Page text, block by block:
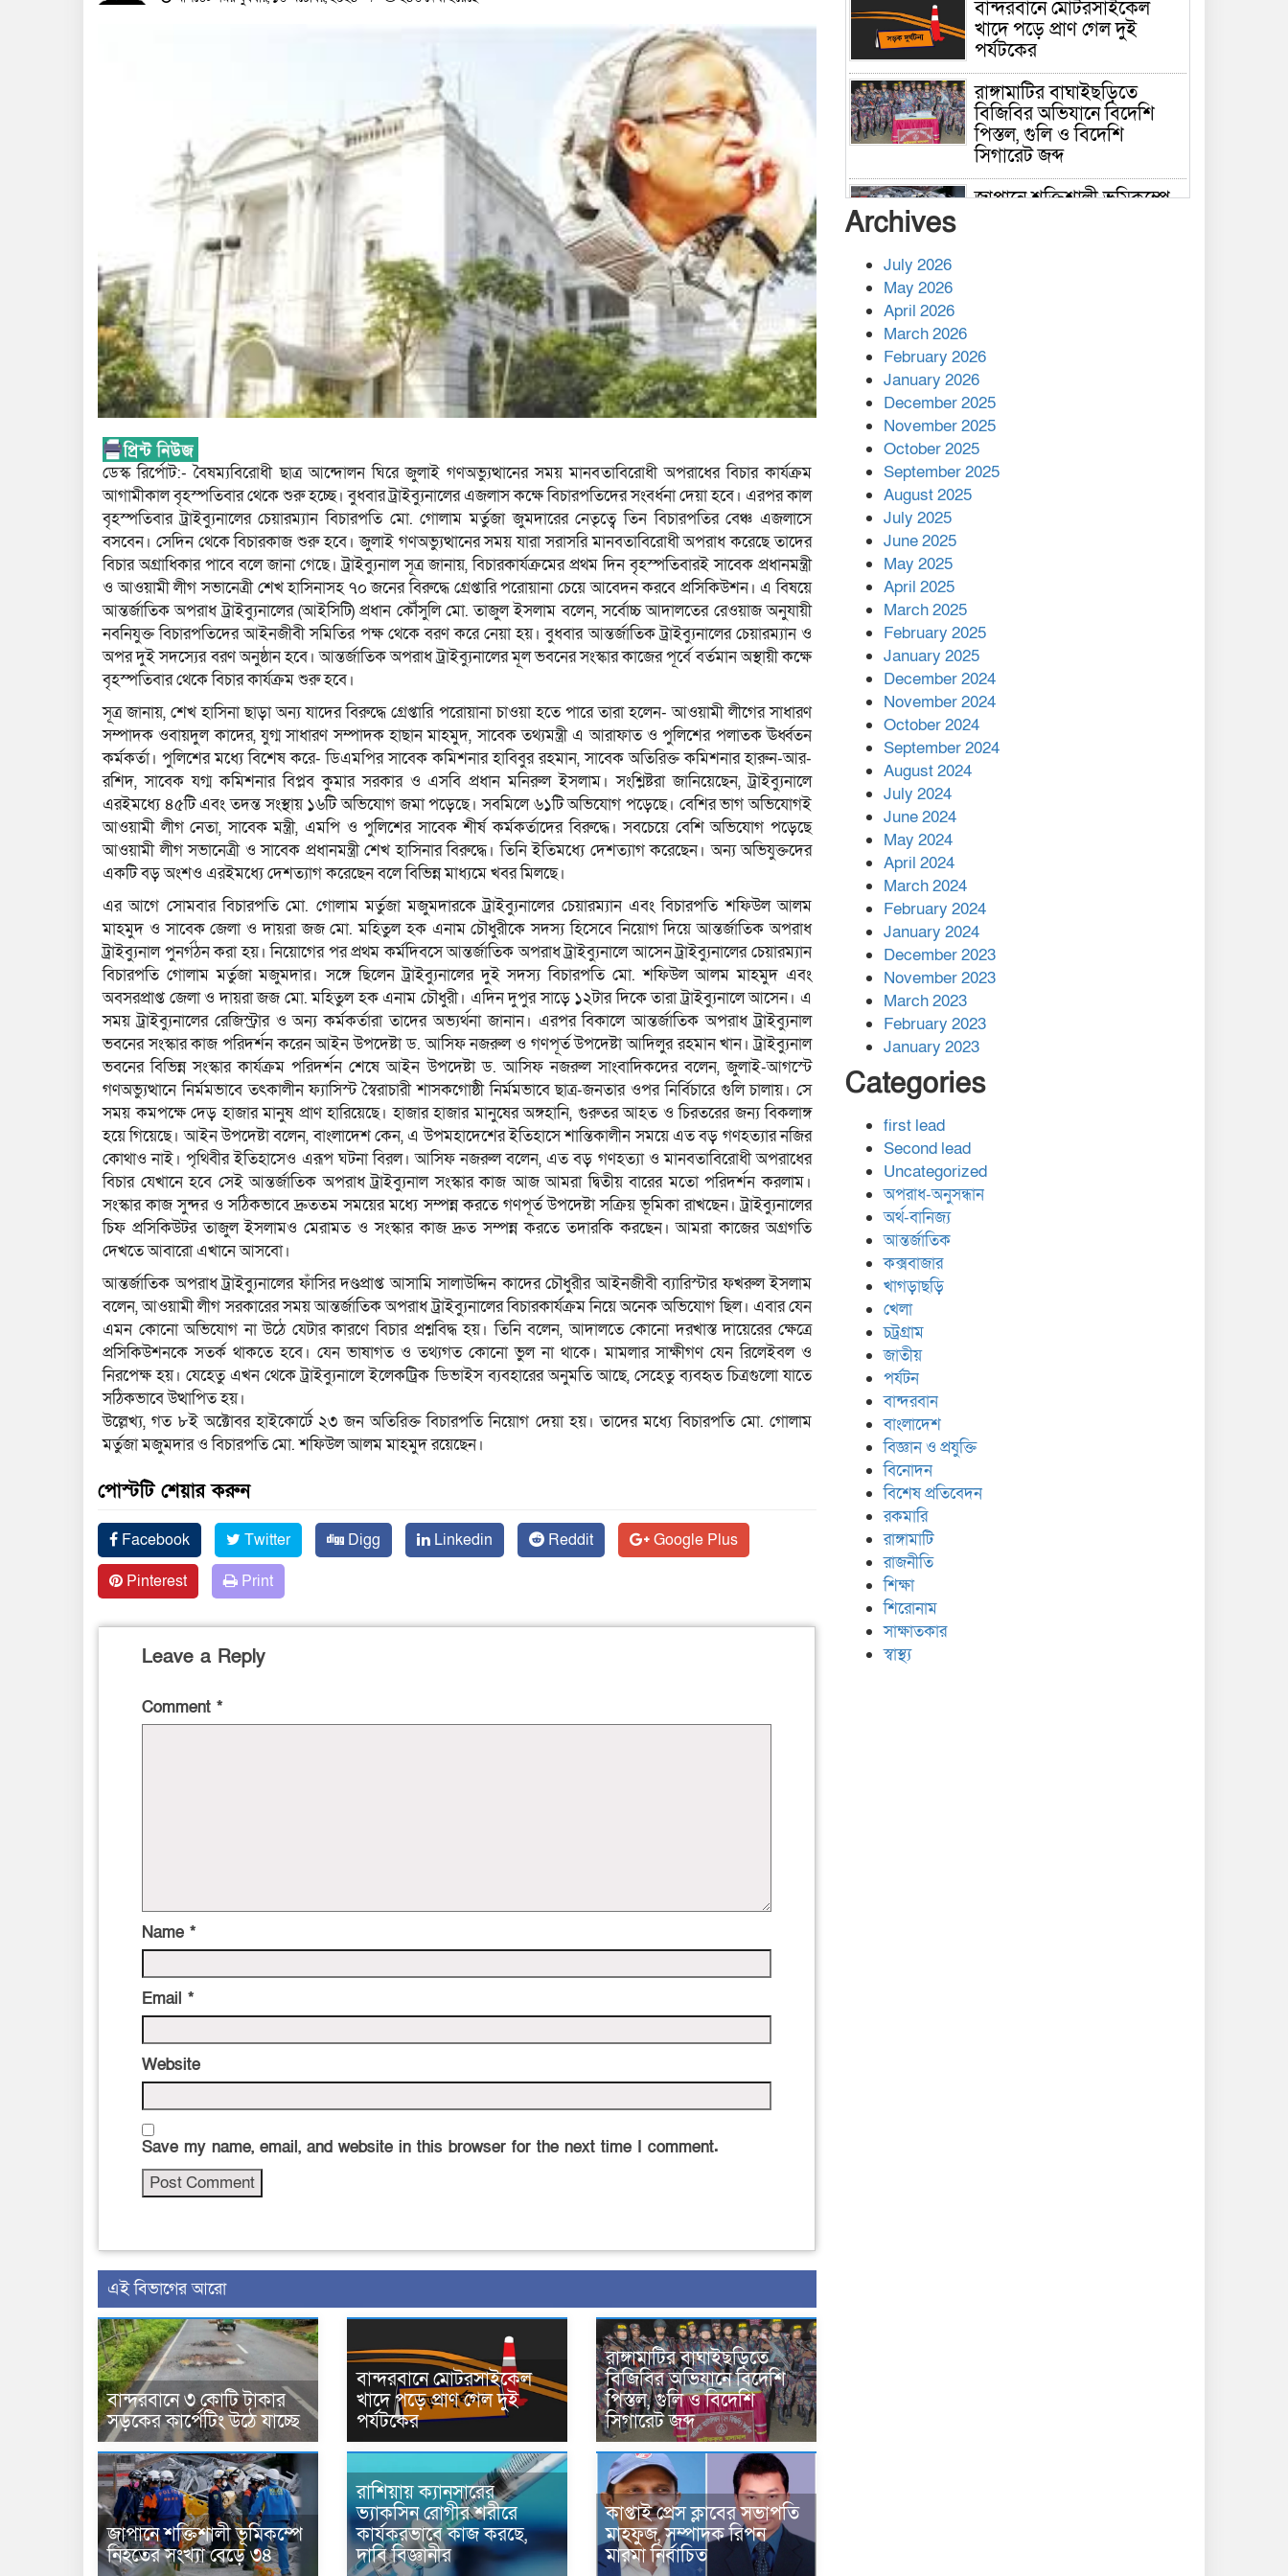
ডেস্ক রির্পোট:- বৈষম্যবিরোধী ছাত্র আন্দোলন ঘিরে জুলাই গণঅভ্যুত্থানের সময় মানবতাবিরোধী অপরাধের বিচার কার্যক্রম
আগামীকাল বৃহস্পতিবার থেকে শুরু হচ্ছে। বুধবার ট্রাইব্যুনালের এজলাস কক্ষে বিচারপতিদের সংবর্ধনা দেয়া হবে। এরপর কাল
বৃহস্পতিবার ট্রাইব্যুনালের চেয়ারম্যান বিচারপতি মো. গোলাম মর্তুজা জুমদারের নেতৃত্বে তিন বিচারপতির বেঞ্চ এজলাসে
বসবেন। সেদিন থেকে বিচারকাজ শুরু হবে। জুলাই গণঅভ্যুত্থানের সময় যারা সরাসরি মানবতাবিরোধী অপরাধ করেছে তাদের
বিচার অগ্রাধিকার পাবে বলে জানা গেছে। ট্রাইব্যুনাল সূত্র জানায়, বিচারকার্যক্রমের প্রথম দিন বৃহস্পতিবারই সাবেক প্রধানমন্ত্রী
ও আওয়ামী লীগ সভানেত্রী শেখ হাসিনাসহ ৭০ জনের বিরুদ্ধে গ্রেপ্তারি পরোয়ানা চেয়ে আবেদন করবে প্রসিকিউশন। এ বিষয়ে
আন্তর্জাতিক অপরাধ ট্রাইব্যুনালের (আইসিটি) প্রধান কৌঁসুলি মো. তাজুল ইসলাম বলেন, সর্বোচ্চ আদালতের রেওয়াজ অনুযায়ী
নবনিযুক্ত বিচারপতিদের আইনজীবী সমিতির পক্ষ থেকে বরণ করে নেয়া হয়। বুধবার আন্তর্জাতিক ট্রাইব্যুনালের চেয়ারম্যান ও
অপর দুই সদস্যের বরণ অনুষ্ঠান হবে। আন্তর্জাতিক অপরাধ ট্রাইব্যুনালের মূল ভবনের সংস্কার কাজের পূর্বে বর্তমান অস্থায়ী কক্ষে
বৃহস্পতিবার থেকে বিচার কার্যক্রম শুরু হবে।
সূত্র জানায়, শেখ হাসিনা ছাড়া অন্য যাদের বিরুদ্ধে গ্রেপ্তারি পরোয়ানা চাওয়া হতে পারে তারা হলেন- আওয়ামী লীগের সাধারণ
সম্পাদক ওবায়দুল কাদের, যুগ্ম সাধারণ সম্পাদক হাছান মাহমুদ, সাবেক তথ্যমন্ত্রী এ আরাফাত ও পুলিশের পলাতক ঊর্ধ্বতন
কর্মকর্তা। পুলিশের মধ্যে বিশেষ করে- ডিএমপির সাবেক কমিশনার হাবিবুর রহমান, সাবেক অতিরিক্ত কমিশনার হারুন-আর-
রশিদ, সাবেক যগ্ম কমিশনার বিপ্লব কুমার সরকার ও এসবি প্রধান মনিরুল ইসলাম। সংশ্লিষ্টরা জানিয়েছেন, ট্রাইব্যুনালে
এরইমধ্যে ৪৫টি এবং তদন্ত সংস্থায় ১৬টি অভিযোগ জমা পড়েছে। সবমিলে ৬১টি অভিযোগ পড়েছে। বেশির ভাগ অভিযোগই
আওয়ামী লীগ নেতা, সাবেক মন্ত্রী, এমপি ও পুলিশের সাবেক শীর্ষ কর্মকর্তাদের বিরুদ্ধে। সবচেয়ে বেশি অভিযোগ পড়েছে
আওয়ামী লীগ সভানেত্রী ও সাবেক প্রধানমন্ত্রী শেখ হাসিনার বিরুদ্ধে। তিনি ইতিমধ্যে দেশত্যাগ করেছেন। অন্য অভিযুক্তদের
একটি বড় অংশও এরইমধ্যে দেশত্যাগ করেছেন বলে বিভিন্ন মাধ্যমে খবর মিলছে।
এর আগে সোমবার বিচারপতি মো. গোলাম মর্তুজা মজুমদারকে ট্রাইব্যুনালের চেয়ারম্যান এবং বিচারপতি শফিউল আলম
মাহমুদ ও সাবেক জেলা ও দায়রা জজ মো. মহিতুল হক এনাম চৌধুরীকে সদস্য হিসেবে নিয়োগ দিয়ে আন্তর্জাতিক অপরাধ
ট্রাইব্যুনাল পুনর্গঠন করা হয়। নিয়োগের পর প্রথম কর্মদিবসে আন্তর্জাতিক অপরাধ ট্রাইব্যুনালে আসেন ট্রাইব্যুনালের চেয়ারম্যান
বিচারপতি গোলাম মর্তুজা মজুমদার। সঙ্গে ছিলেন ট্রাইব্যুনালের দুই সদস্য বিচারপতি মো. শফিউল আলম মাহমুদ এবং
অবসরপ্রাপ্ত জেলা ও দায়রা জজ মো. মহিতুল হক এনাম চৌধুরী। এদিন দুপুর সাড়ে ১২টার দিকে তারা ট্রাইব্যুনালে আসেন। এ
সময় ট্রাইব্যুনালের রেজিস্ট্রার ও অন্য কর্মকর্তারা তাদের অভ্যর্থনা জানান। এরপর বিকালে আন্তর্জাতিক অপরাধ ট্রাইব্যুনাল
ভবনের সংস্কার কাজ পরিদর্শন করেন আইন উপদেষ্টা ড. আসিফ নজরুল ও গণপূর্ত উপদেষ্টা আদিলুর রহমান খান। ট্রাইব্যুনাল
ভবনের বিভিন্ন সংস্কার কার্যক্রম পরিদর্শন শেষে আইন উপদেষ্টা ড. আসিফ নজরুল সাংবাদিকদের বলেন, জুলাই-আগস্টে
গণঅভ্যুত্থানে নির্মমভাবে তৎকালীন ফ্যাসিস্ট স্বৈরাচারী শাসকগোষ্ঠী নির্মমভাবে ছাত্র-জনতার ওপর নির্বিচারে গুলি চালায়। সে
সময় কমপক্ষে দেড় হাজার মানুষ প্রাণ হারিয়েছে। হাজার হাজার মানুষের অঙ্গহানি, গুরুতর আহত ও চিরতরের জন্য বিকলাঙ্গ
হয়ে গিয়েছে। আইন উপদেষ্টা বলেন, বাংলাদেশ কেন, এ উপমহাদেশের ইতিহাসে শান্তিকালীন সময়ে এত বড় গণহত্যার নজির
কোথাও নাই। পৃথিবীর ইতিহাসেও এরূপ ঘটনা বিরল। আসিফ নজরুল বলেন, এত বড় গণহত্যা ও মানবতাবিরোধী অপরাধের
বিচার যেখানে হবে সেই আন্তর্জাতিক অপরাধ ট্রাইব্যুনাল সংস্কার কাজ আজ আমরা দ্বিতীয় বারের মতো পরিদর্শন করলাম।
সংস্কার কাজ সুন্দর ও সঠিকভাবে দ্রুততম সময়ের মধ্যে সম্পন্ন করতে গণপূর্ত উপদেষ্টা সক্রিয় ভূমিকা রাখছেন। ট্রাইব্যুনালের
চিফ প্রসিকিউটর তাজুল ইসলামও মেরামত ও সংস্কার কাজ দ্রুত সম্পন্ন করতে তদারকি করছেন। আমরা কাজের অগ্রগতি
দেখতে আবারো এখানে আসবো।
আন্তর্জাতিক অপরাধ ট্রাইব্যুনালের ফাঁসির দণ্ডপ্রাপ্ত আসামি সালাউদ্দিন কাদের চৌধুরীর আইনজীবী ব্যারিস্টার ফখরুল ইসলাম
বলেন, আওয়ামী লীগ সরকারের সময় আন্তর্জাতিক অপরাধ ট্রাইব্যুনালের বিচারকার্যক্রম নিয়ে অনেক অভিযোগ ছিল। এবার যেন
এমন কোনো অভিযোগ না উঠে যেটার কারণে বিচার প্রশ্নবিদ্ধ হয়। তিনি বলেন, আদালতে কোনো দরখাস্ত দায়েরের ক্ষেত্রে
প্রসিকিউশনকে সতর্ক থাকতে হবে। যেন ভাষাগত ও তথ্যগত কোনো ভুল না থাকে। মামলার সাক্ষীগণ যেন রিলেইবল ও
নিরপেক্ষ হয়। যেহেতু এখন থেকে ট্রাইব্যুনালে ইলেকট্রিক ডিভাইস ব্যবহারের অনুমতি আছে, সেহেতু ব্যবহৃত চিত্রগুলো যাতে
সঠিকভাবে উত্থাপিত হয়।
উল্লেখ্য, গত ৮ই অক্টোবর হাইকোর্টে ২৩ জন অতিরিক্ত বিচারপতি নিয়োগ দেয়া হয়। তাদের মধ্যে বিচারপতি মো. গোলাম
মর্তুজা মজুমদার ও বিচারপতি মো. শফিউল আলম মাহমুদ রয়েছেন।
পোস্টটি শেয়ার করুন
Facebook Twitter Digg Linkedin Reddit
Google Plus
Pinterest
Print
Leave a Reply
Comment *
Name *
Email *
Website
Save my name, email, and website in this browser for the next time I comment.
এই বিভাগের আরো
বান্দরবানে ৩ কোটি টাকার
সড়কের কার্পেটিং উঠে যাচ্ছে
বান্দরবানে মোটরসাইকেল
খাদে পড়ে প্রাণ গেল দুই
পর্যটকের
রাঙ্গামাটির বাঘাইছড়িতে
বিজিবির অভিযানে বিদেশি
পিস্তল, গুলি ও বিদেশি
সিগারেট জব্দ
জাপানে শক্তিশালী ভূমিকম্পে
নিহতের সংখ্যা বেড়ে ৩৪
রাশিয়ায় ক্যানসারের
ভ্যাকসিন রোগীর শরীরে
কার্যকরভাবে কাজ করছে,
দাবি বিজ্ঞানীর
কাপ্তাই প্রেস ক্লাবের সভাপতি
মাহফুজ, সম্পাদক রিপন
মারমা নির্বাচিত
বান্দরবানে মোটরসাইকেল
খাদে পড়ে প্রাণ গেল দুই
পর্যটকের
রাঙ্গামাটির বাঘাইছড়িতে
বিজিবির অভিযানে বিদেশি
পিস্তল, গুলি ও বিদেশি
সিগারেট জব্দ
জাপানে শক্তিশালী ভূমিকম্পে
কাপ্তাই প্রেস ক্লাবের সভাপতি
মাহফুজ, সম্পাদক রিপন মারমা
নির্বাচিত
মালয়েশিয়ার প্রধানমন্ত্রীকে চিঠি
দেয়ার পর ফোন তারেক
রহমানের,গ্যাস সঙ্কট
মোকাবিলায় সহায়তার আশ্বাস
এক বিলিয়ন ডলার বিনিয়োগ
হবে আনোয়ারায়
বান্দরবানে বন্যায় ক্ষতিগ্রস্তদের
মাঝে সহায়তা দিলেন সাচিং প্রু
জেরী
Archives
July 2026
May 2026
April 2026
March 2026
February 2026
January 2026
December 2025
November 2025
October 2025
September 2025
August 2025
July 2025
June 2025
May 2025
April 2025
March 2025
February 2025
January 2025
December 2024
November 2024
October 2024
September 2024
August 2024
July 2024
June 2024
May 2024
April 2024
March 2024
February 2024
January 2024
December 2023
November 2023
March 2023
February 2023
January 2023
Categories
first lead
Second lead
Uncategorized
অপরাধ-অনুসন্ধান
অর্থ-বানিজ্য
আন্তর্জাতিক
কক্সবাজার
খাগড়াছড়ি
খেলা
চট্রগ্রাম
জাতীয়
পর্যটন
বান্দরবান
বাংলাদেশ
বিজ্ঞান ও প্রযুক্তি
বিনোদন
বিশেষ প্রতিবেদন
রকমারি
রাঙ্গামাটি
রাজনীতি
শিক্ষা
শিরোনাম
সাক্ষাতকার
স্বাস্থ্য